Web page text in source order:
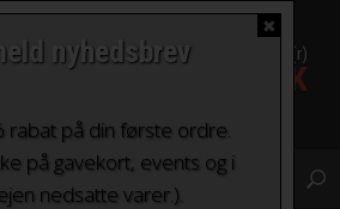
0 Vare(r)
0,00 DKK
✖
nyhedsbrev
rabat på din første ordre.
på gavekort, events og i
nedsatte varer.).